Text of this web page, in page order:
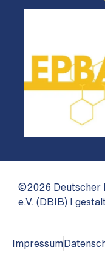
©2026 Deutscher
e.V. (DBIB) I
Impressum